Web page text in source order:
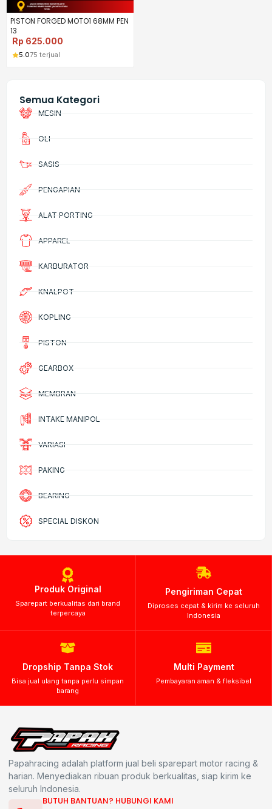
Semua Kategori
MESIN
OLI
SASIS
PENGAPIAN
ALAT PORTING
APPAREL
KARBURATOR
KNALPOT
KOPLING
PISTON
GEARBOX
MEMBRAN
INTAKE MANIPOL
VARIASI
PAKING
BEARING
SPECIAL DISKON
PISTON FORGED MOTO1 68MM PEN
13
Rp 625.000
5.075 terjual
Produk Original
Sparepart berkualitas dari brand
terpercaya
Pengiriman Cepat
Diproses cepat & kirim ke seluruh
Indonesia
Dropship Tanpa Stok
Bisa jual ulang tanpa perlu simpan
barang
Multi Payment
Pembayaran aman & fleksibel
Papahracing adalah platform jual beli sparepart motor racing &
harian. Menyediakan ribuan produk berkualitas, siap kirim ke
seluruh Indonesia.
BUTUH BANTUAN? HUBUNGI KAMI